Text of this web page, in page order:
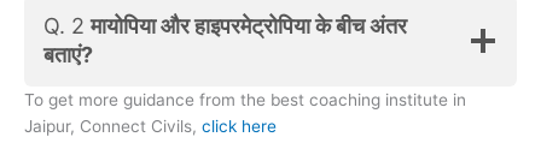
Q. 2मायोपिया और हाइपरमेट्रोपिया के बीच अंतर
बताएं?
To get more guidance from the best coaching institute in
Jaipur, Connect Civils, click here